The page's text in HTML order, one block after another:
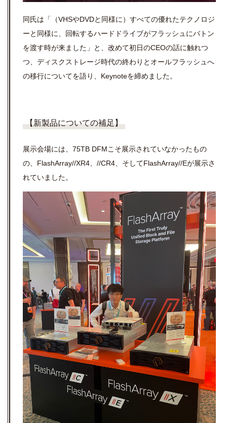
同氏は「（VHSやDVDと同様に）すべての優れたテクノロジ
ーと同様に、回転するハードドライブがフラッシュにバトン
を渡す時が来ました」と、改めて初日のCEOの話に触れつ
つ、ディスクストレージ時代の終わりとオールフラッシュへ
の移行についてを語り、Keynoteを締めました。
【新製品についての補足】
展示会場には、75TB DFMこそ展示されていなかったもの
の、FlashArray//XR4、//CR4、そしてFlashArray//Eが展示さ
れていました。